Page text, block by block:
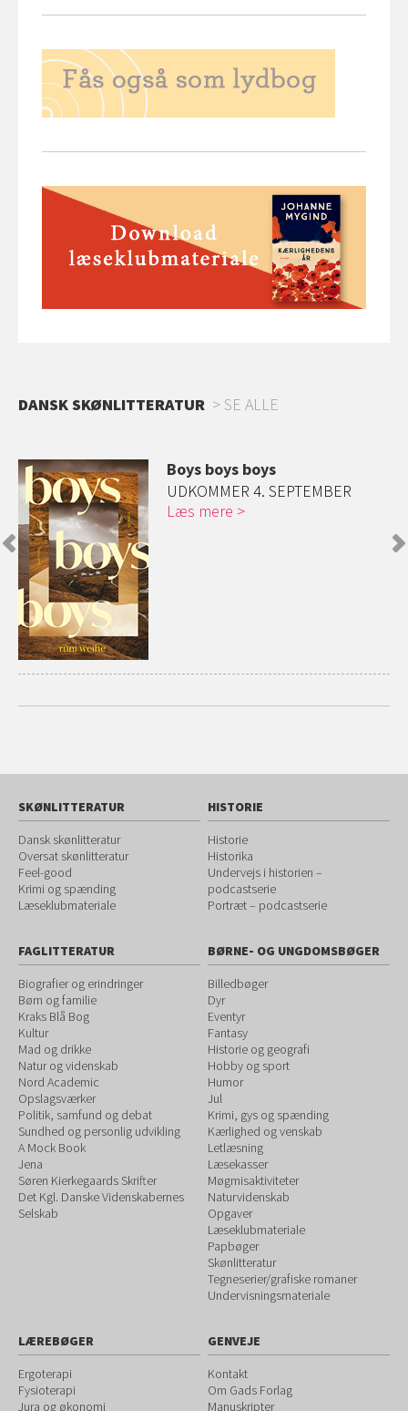
DANSK SKØNLITTERATUR SE ALLE
Boys boys boys
UDKOMMER 4. SEPTEMBER
Læs mere
SKØNLITTERATUR
Dansk skønlitteratur
Oversat skønlitteratur
Feel-good
Krimi og spænding
Læseklubmateriale
HISTORIE
Historie
Historika
Undervejs i historien –
podcastserie
Portræt – podcastserie
FAGLITTERATUR
Biografier og erindringer
Børn og familie
Kraks Blå Bog
Kultur
Mad og drikke
Natur og videnskab
Nord Academic
Opslagsværker
Politik, samfund og debat
Sundhed og personlig udvikling
A Mock Book
Jena
Søren Kierkegaards Skrifter
Det Kgl. Danske Videnskabernes
Selskab
BØRNE- OG UNGDOMSBØGER
Billedbøger
Dyr
Eventyr
Fantasy
Historie og geografi
Hobby og sport
Humor
Jul
Krimi, gys og spænding
Kærlighed og venskab
Letlæsning
Læsekasser
Møgmisaktiviteter
Naturvidenskab
Opgaver
Læseklubmateriale
Papbøger
Skønlitteratur
Tegneserier/grafiske romaner
Undervisningsmateriale
LÆREBØGER
Ergoterapi
Fysioterapi
Jura og økonomi
GENVEJE
Kontakt
Om Gads Forlag
Manuskripter